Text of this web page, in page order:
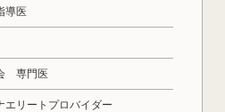
導医
専門医
リートプロバイダー